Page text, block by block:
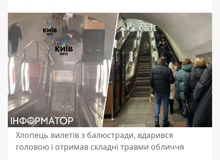
Хлопець вилетів з балюстради, вдарився
головою і отримав складні травми обличчя